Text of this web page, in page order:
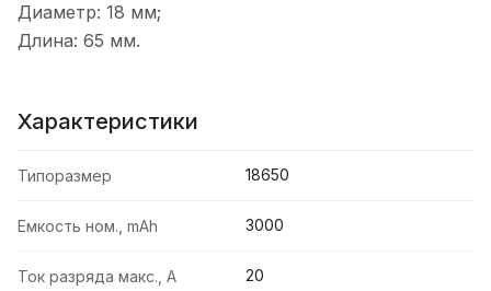
Диаметр: 18 мм;
Длина: 65 мм.
Характеристики
Типоразмер 18650
Емкость ном., mAh 3000
Ток разряда макс., A 20